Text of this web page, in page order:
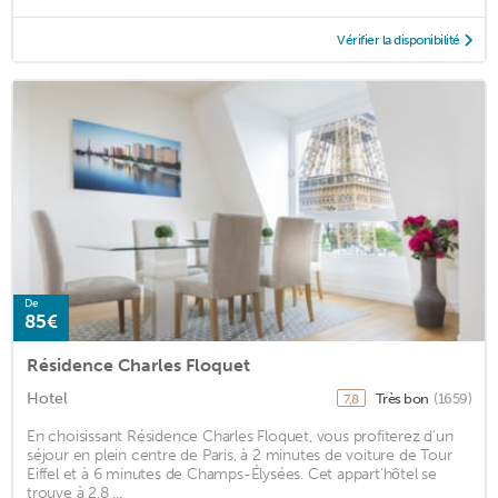
Vérifier la disponibilité
De
85€
Résidence Charles Floquet
Hotel 7,8 Très bon (1659)
En choisissant Résidence Charles Floquet, vous profiterez d'un
séjour en plein centre de Paris, à 2 minutes de voiture de Tour
Eiffel et à 6 minutes de Champs-Élysées. Cet appart'hôtel se
trouve à 2,8 ...